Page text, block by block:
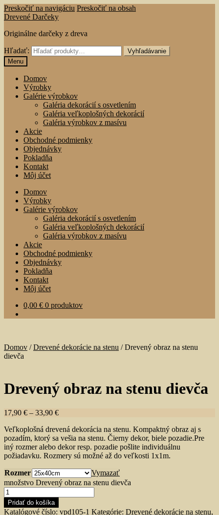
Preskočiť na navigáciu Preskočiť na obsah
Drevené Darčeky
Originálne darčeky z dreva
Hľadať:
Vyhľadávanie
Menu
Domov
Výrobky
Galérie výrobkov
Galéria dekorácií s osvetlením
Galéria veľkoplošných dekorácií
Galéria výrobkov z masívu
Akcie
Obchodné podmienky
Objednávky
Pokladňa
Kontakt
Môj účet
Domov
Výrobky
Galérie výrobkov
Galéria dekorácií s osvetlením
Galéria veľkoplošných dekorácií
Galéria výrobkov z masívu
Akcie
Obchodné podmienky
Objednávky
Pokladňa
Kontakt
Môj účet
0,00 € 0 produktov
Domov /Drevené dekorácie na stenu /Drevený obraz na stenu
dievča
Drevený obraz na stenu dievča
17,90 € – 33,90 €
Veľkoplošná drevená dekorácia na stenu. Kompaktný obraz aj s
pozadím, ktorý sa vešia na stenu. Čierny dekor, biele pozadie.Pre
iný rozmer alebo dekor resp. pozadie pošlite individuálnu
požiadavku. Rozmery sú možné až do veľkosti 1x1m.
Rozmer
Vymazať
množstvo Drevený obraz na stenu dievča
Pridať do košíka
Katalógové číslo: vpd105-1 Kategórie: Drevené dekorácie na stenu,